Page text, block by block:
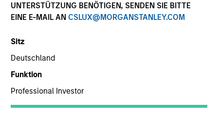
UNTERSTÜTZUNG BENÖTIGEN, SENDEN SIE BITTE
EINE E-MAIL AN CSLUX@MORGANSTANLEY.COM
Sitz
Deutschland
Funktion
Professional Investor
Business & Consumer Services
COUNTRY
United States